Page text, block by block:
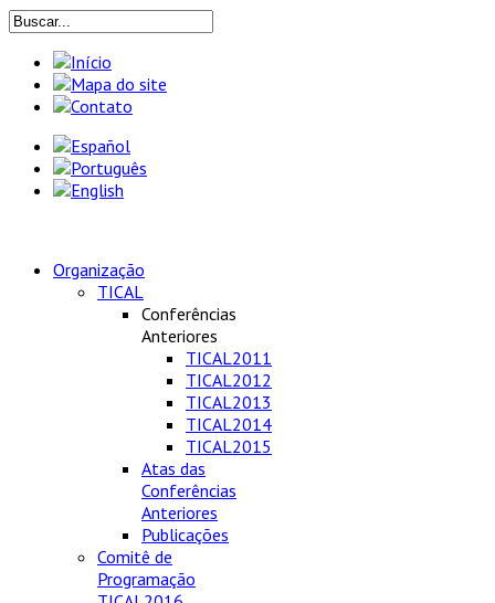
Organização
TICAL
Conferências
Anteriores
TICAL2011
TICAL2012
TICAL2013
TICAL2014
TICAL2015
Atas das
Conferências
Anteriores
Publicações
Comitê de
Programação